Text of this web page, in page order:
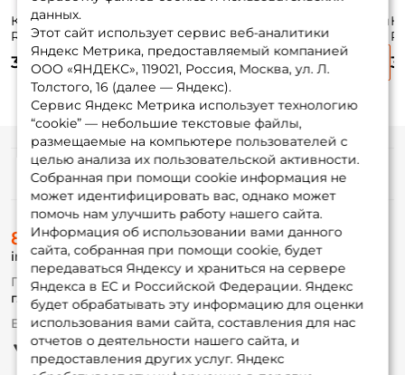
Кивок Nautilus Тип
R 350мкр. 8см. 3гр.
5шт.
320 ₽
С 350мкр. 7см. 5гр.
5шт.
310 ₽
Кивок Nautilus Тип
R 175мкр. 12см.
0.15гр. 5шт.
320 ₽
R
данных.
Этот сайт использует сервис веб-аналитики
Яндекс Метрика, предоставляемый компанией
ООО «ЯНДЕКС», 119021, Россия, Москва, ул. Л.
Толстого, 16 (далее — Яндекс).
Сервис Яндекс Метрика использует технологию
“cookie” — небольшие текстовые файлы,
размещаемые на компьютере пользователей с
целью анализа их пользовательской активности.
Собранная при помощи cookie информация не
может идентифицировать вас, однако может
помочь нам улучшить работу нашего сайта.
Информация об использовании вами данного
сайта, собранная при помощи cookie, будет
передаваться Яндексу и храниться на сервере
Яндекса в ЕС и Российской Федерации. Яндекс
будет обрабатывать эту информацию для оценки
использования вами сайта, составления для нас
отчетов о деятельности нашего сайта, и
предоставления других услуг. Яндекс
Информация
О магазине
Доставка
Оплата
Fox-bonus
Гуру
Партнерская программа
8 (495) 532-77-88
info@foxfishing.ru
По вопросам с заказом
г. Москва, ул. Плеханова д.7
Ежедневно 10:00 до 20:00